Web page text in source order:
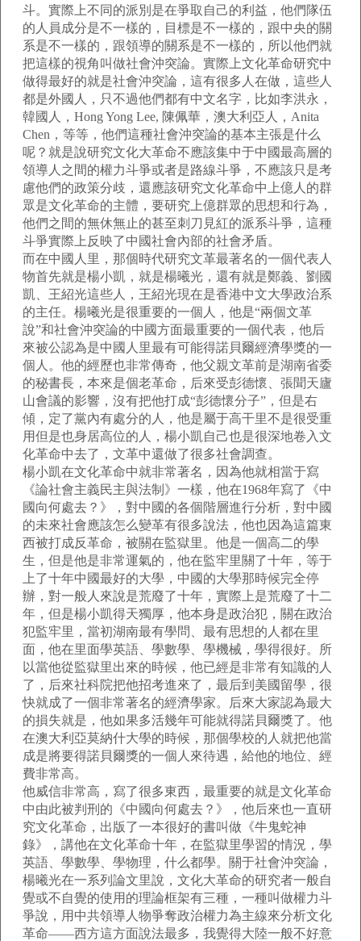
斗。實際上不同的派別是在爭取自己的利益，他們隊伍
的人員成分是不一樣的，目標是不一樣的，跟中央的關
系是不一樣的，跟領導的關系是不一樣的，所以他們就
把這樣的視角叫做社會沖突論。實際上文化革命研究中
做得最好的就是社會沖突論，這有很多人在做，這些人
都是外國人，只不過他們都有中文名字，比如李洪永，
韓國人，Hong Yong Lee, 陳佩華，澳大利亞人，Anita
Chen，等等，他們這種社會沖突論的基本主張是什么
呢？就是說研究文化大革命不應該集中于中國最高層的
領導人之間的權力斗爭或者是路線斗爭，不應該只是考
慮他們的政策分歧，還應該研究文化革命中上億人的群
眾是文化革命的主體，要研究上億群眾的思想和行為，
他們之間的無休無止的甚至刺刀見紅的派系斗爭，這種
斗爭實際上反映了中國社會內部的社會矛盾。
而在中國人里，那個時代研究文革最著名的一個代表人
物首先就是楊小凱，就是楊曦光，還有就是鄭義、劉國
凱、王紹光這些人，王紹光現在是香港中文大學政治系
的主任。楊曦光是很重要的一個人，他是“兩個文革
說”和社會沖突論的中國方面最重要的一個代表，他后
來被公認為是中國人里最有可能得諾貝爾經濟學獎的一
個人。他的經歷也非常傳奇，他父親文革前是湖南省委
的秘書長，本來是個老革命，后來受彭德懷、張聞天廬
山會議的影響，沒有把他打成“彭德懷分子”，但是右
傾，定了黨內有處分的人，他是屬于高干里不是很受重
用但是也身居高位的人，楊小凱自己也是很深地卷入文
化革命中去了，文革中還做了很多社會調查。
楊小凱在文化革命中就非常著名，因為他就相當于寫
《論社會主義民主與法制》一樣，他在1968年寫了《中
國向何處去？》，對中國的各個階層進行分析，對中國
的未來社會應該怎么變革有很多說法，他也因為這篇東
西被打成反革命，被關在監獄里。他是一個高二的學
生，但是他是非常運氣的，他在監牢里關了十年，等于
上了十年中國最好的大學，中國的大學那時候完全停
辦，對一般人來說是荒廢了十年，實際上是荒廢了十二
年，但是楊小凱得天獨厚，他本身是政治犯，關在政治
犯監牢里，當初湖南最有學問、最有思想的人都在里
面，他在里面學英語、學數學、學機械，學得很好。所
以當他從監獄里出來的時候，他已經是非常有知識的人
了，后來社科院把他招考進來了，最后到美國留學，很
快就成了一個非常著名的經濟學家。后來大家認為最大
的損失就是，他如果多活幾年可能就得諾貝爾獎了。他
在澳大利亞莫納什大學的時候，那個學校的人就把他當
成是將要得諾貝爾獎的一個人來待遇，給他的地位、經
費非常高。
他威信非常高，寫了很多東西，最重要的就是文化革命
中由此被判刑的《中國向何處去？》，他后來也一直研
究文化革命，出版了一本很好的書叫做《牛鬼蛇神
錄》，講他在文化革命十年，在監獄里學習的情況，學
英語、學數學、學物理，什么都學。關于社會沖突論，
楊曦光在一系列論文里說，文化大革命的研究者一般自
覺或不自覺的使用的理論框架有三種，一種叫做權力斗
爭說，用中共領導人物爭奪政治權力為主線來分析文化
革命——西方這方面說法最多，我覺得大陸一般不好意